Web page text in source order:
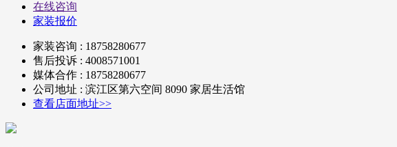
在线咨询
家装报价
家装咨询 : 18758280677
售后投诉 : 4008571001
媒体合作 : 18758280677
公司地址 : 滨江区第六空间 8090 家居生活馆
查看店面地址>>